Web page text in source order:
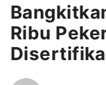
Ribu